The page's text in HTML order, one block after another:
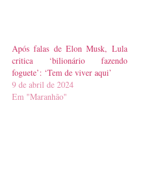
Após falas de Elon Musk, Lula
critica ‘bilionário fazendo
foguete’: ‘Tem de viver aqui’
9 de abril de 2024
Em "Maranhão"